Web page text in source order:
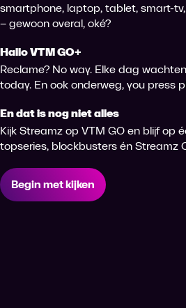
smartphone, laptop, tablet, smart-
– gewoon overal, oké?
Hallo VTM GO+
Reclame? No way. Elke dag
today. En ook onderweg, you press
En dat is nog niet alles
Kijk Streamz op VTM GO en blijf op
topseries, blockbusters én Streamz
Begin met kijken